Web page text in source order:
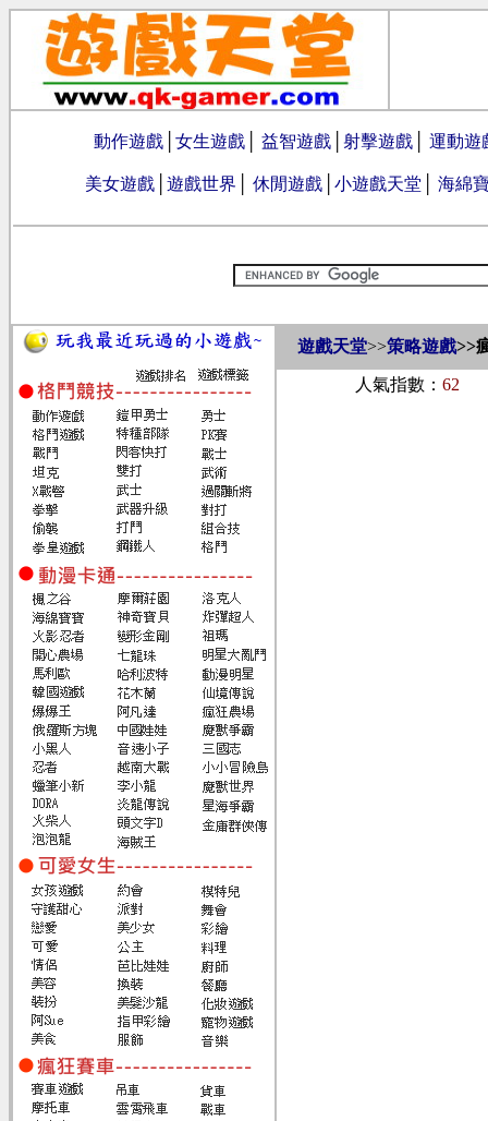
動作遊戲 女生遊戲 益智遊戲 射擊遊戲 運動遊
美女遊戲 遊戲世界 休閒遊戲 小遊戲天堂 海綿
遊戲天堂>>策略遊戲>>
人氣指數： 62